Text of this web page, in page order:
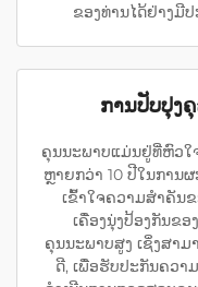
ຂອງທ່ານໄດ້ຢ່າງມີ
ການປັບປຸງ
ຄຸນນະພາບແມ່ນຢູ່ທີ່ຫົວໃ
ຫຼາຍກວ່າ 10 ປີໃນການ
ເຂົ້າໃຈຄວາມສຳຄັນ
ເຄື່ອງນຸ່ງປ້ອງກັນຂ
ຄຸນນະພາບສູງ ເຊິ່ງສາມ
ດີ, ເພື່ອຮັບປະກັນຄວາ